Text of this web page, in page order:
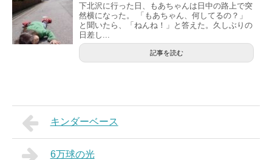
下北沢に行った日、もあちゃんは日中の路上で突
然横になった。 「もあちゃん、何してるの？」
と聞いたら、「ねんね！」と答えた。久しぶりの
日差し...
記事を読む
キンダーベース
6万球の光